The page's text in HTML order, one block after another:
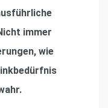
immer
wie